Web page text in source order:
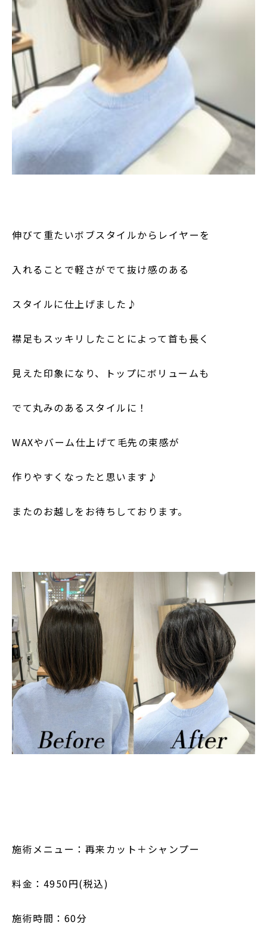
伸びて重たいボブスタイルからレイヤーを
入れることで軽さがでて抜け感のある
スタイルに仕上げました♪
襟足もスッキリしたことによって首も長く
見えた印象になり、トップにボリュームも
でて丸みのあるスタイルに！
WAXやバーム仕上げて毛先の束感が
作りやすくなったと思います♪
またのお越しをお待ちしております。
施術メニュー：再来カット＋シャンプー
料金：4950円(税込)
施術時間：60分